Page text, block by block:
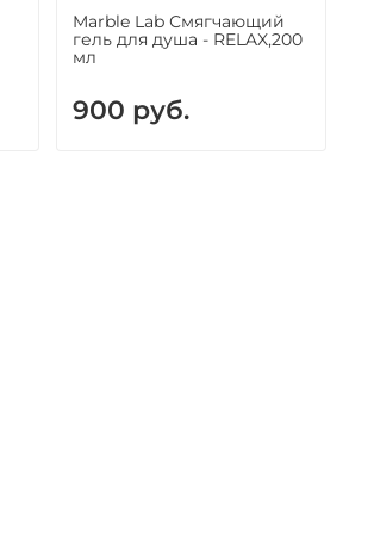
Marble Lab Смягчающий
гель для душа - RELAX,200
мл
900 руб.